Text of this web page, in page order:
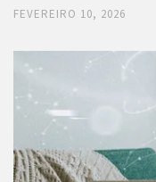
FEVEREIRO 10, 2026